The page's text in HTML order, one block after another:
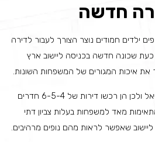
חדשה
ילדים חמודים נוצר הצורך לעבור לדירה
שכונה חדשה בכניסה ליישוב ארץ
את איכות המגורים של המשפחות השונות.
משפחות רבות זיהו את הפוטנציאל ולכן הן רכשו דירות של 6-5-4 חדרים
מאד למשפחות בעלות צביון דתי
ליישוב שאפשר לראות מהם נופים מרהיבים.